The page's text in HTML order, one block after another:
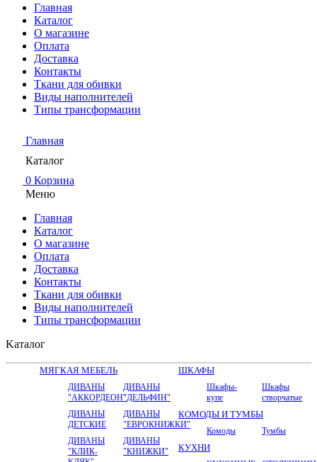
Главная
Каталог
О магазине
Оплата
Доставка
Контакты
Ткани для обивки
Виды наполнителей
Типы трансформации
Главная
Каталог
0 Корзина
Меню
Главная
Каталог
О магазине
Оплата
Доставка
Контакты
Ткани для обивки
Виды наполнителей
Типы трансформации
Kаталог
МЯГКАЯ МЕБЕЛЬ
ДИВАНЫ
"АККОРДЕОН"
ДИВАНЫ
"ДЕЛЬФИН"
ДИВАНЫ
ДЕТСКИЕ
ДИВАНЫ
"ЕВРОКНИЖКИ"
ДИВАНЫ
"КЛИК-
ДИВАНЫ
"КНИЖКИ"
ШКАФЫ
Шкафы-
купе
Шкафы
створчатые
КОМОДЫ И ТУМБЫ
Комоды Тумбы
КУХНИ